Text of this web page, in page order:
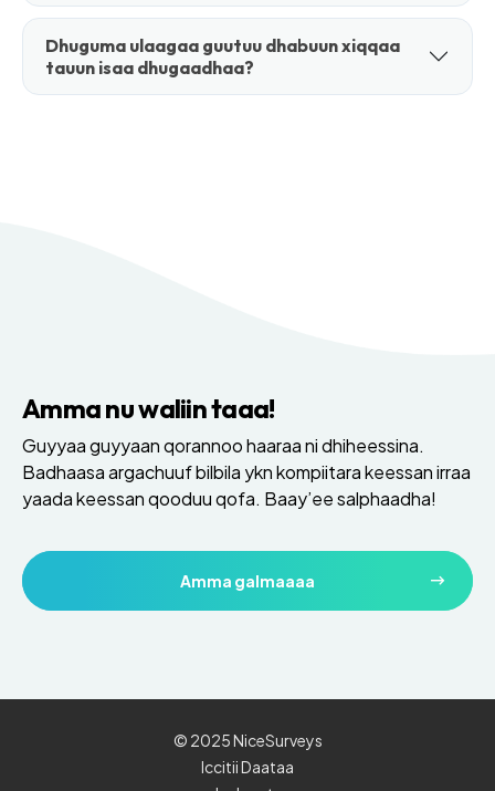
Dhuguma ulaagaa guutuu dhabuun xiqqaa
tauun isaa dhugaadhaa?
Amma nu waliin taaa!
Guyyaa guyyaan qorannoo haaraa ni dhiheessina.
Badhaasa argachuuf bilbila ykn kompiitara keessan irraa
yaada keessan qooduu qofa. Baay’ee salphaadha!
Amma galmaaaa
© 2025 NiceSurveys
Iccitii Daataa